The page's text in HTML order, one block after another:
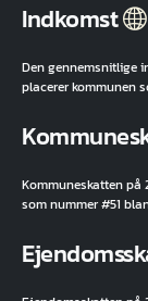
Indkomst
Den gennemsnitlige
placerer kommunen
Kommuneskatten på
som nummer #51